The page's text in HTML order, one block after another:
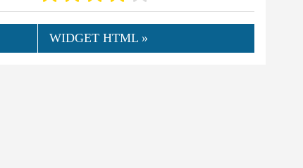
WIDGET HTML »